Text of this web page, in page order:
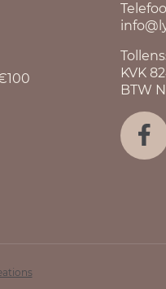
KVK
BTW